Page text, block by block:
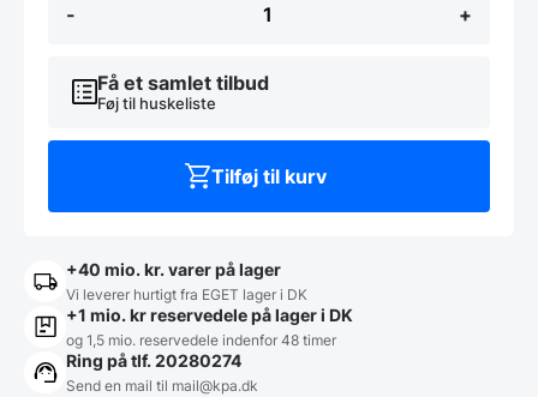
-
DSR,
mange
antal
+
Få et samlet tilbud
Føj til huskeliste
Tilføj til kurv
+40 mio. kr. varer på lager
Vi leverer hurtigt fra EGET lager i DK
+1 mio. kr reservedele på lager i DK
og 1,5 mio. reservedele indenfor 48 timer
Ring på tlf. 20280274
Send en mail til mail@kpa.dk